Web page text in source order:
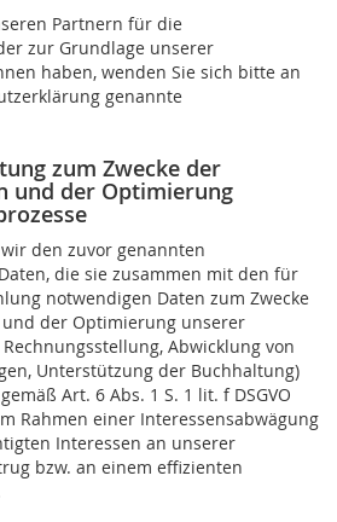
Partnern für die
zur Grundlage unserer
haben, wenden Sie sich bitte an
genannte
zum Zwecke der
und der Optimierung
den zuvor genannten
die sie zusammen mit den für
notwendigen Daten zum Zwecke
der Optimierung unserer
Abwicklung von
Unterstützung der Buchhaltung)
Art. 6 Abs. 1 S. 1 lit. f DSGVO
Rahmen einer Interessensabwägung
Interessen an unserer
bzw. an einem effizienten